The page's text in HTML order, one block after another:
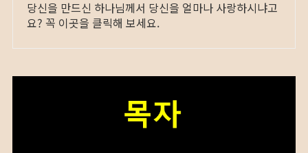
YOU
당신을 만드신 하나님께서 당신을 얼마나 사랑하시냐고
요? 꼭 이곳을 클릭해 보세요.